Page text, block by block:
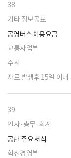
38
기타 정보공표
공영버스 이용요금
교통사업부
수시
자료 발생후 15일 이내
39
인사·총무·회계
공단 주요 서식
혁신경영부